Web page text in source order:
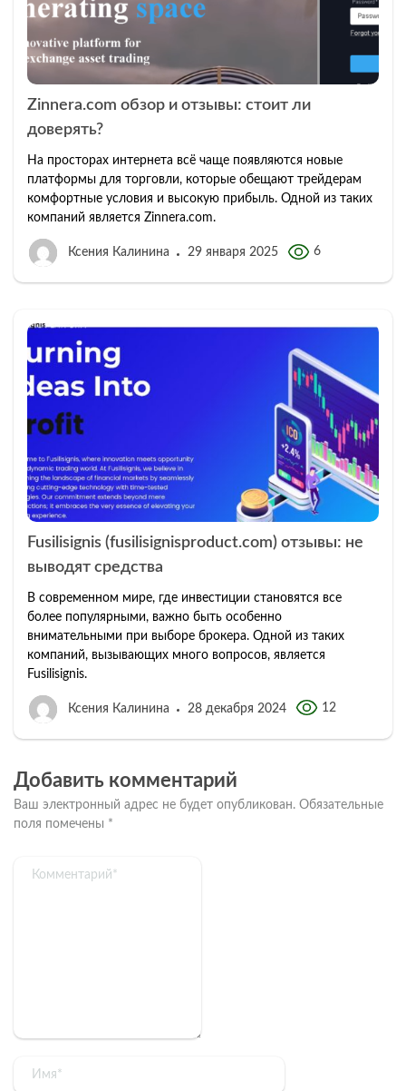
Zinnera.com обзор и отзывы: стоит ли
доверять?
На просторах интернета всё чаще появляются новые
платформы для торговли, которые обещают трейдерам
комфортные условия и высокую прибыль. Одной из таких
компаний является Zinnera.com.
Ксения Калинина 29 января 2025 6
Fusilisignis (fusilisignisproduct.com) отзывы: не
выводят средства
В современном мире, где инвестиции становятся все
более популярными, важно быть особенно
внимательными при выборе брокера. Одной из таких
компаний, вызывающих много вопросов, является
Fusilisignis.
Ксения Калинина 28 декабря 2024 12
Добавить комментарий
Ваш электронный адрес не будет опубликован. Обязательные
поля помечены *